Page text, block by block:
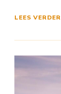
LEES VERDER